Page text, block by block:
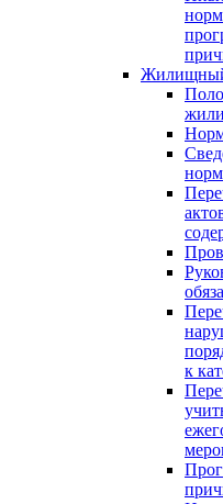
к